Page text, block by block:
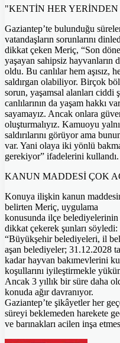
"KENTİN HER
Gaziantep’te bulunduğu
vatandaşların sorunlarını
dikkat çeken Meriç, “Son
yaşayan sahipsiz hayvanların
oldu. Bu canlılar hem aşısız,
saldırgan olabiliyor. Birçok
sorun, yaşamsal alanları
canlılarının da yaşam hakkı
sayamayız. Ancak onlara
oluşturmalıyız. Kamuoyu
saldırılarını görüyor ama
var. Yani olaya iki yönlü
gerekiyor” ifadelerini kullandı.
KANUN MADDESİ ÇOK
Konuya ilişkin kanun
belirten Meriç, uygulama
konusunda ilçe belediyelerinin
dikkat çekerek şunları söyledi:
“Büyükşehir belediyeleri, il
aşan belediyeler; 31.12.2028
kadar hayvan bakımevlerini
koşullarını iyileştirmekle
Ancak 3 yıllık bir süre daha
konuda ağır davranıyor.
Gaziantep’te şikâyetler her
süreyi beklemeden harekete
ve barınakları acilen inşa